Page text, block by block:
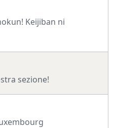
Keijiban ni
sezione!